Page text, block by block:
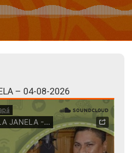
– 04-08-2026